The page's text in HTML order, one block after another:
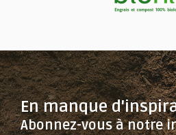
En manque
Abonnez-vous à notre